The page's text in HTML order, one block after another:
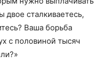
двое сталкиваетесь,
Ваша борьба
с половиной тысяч